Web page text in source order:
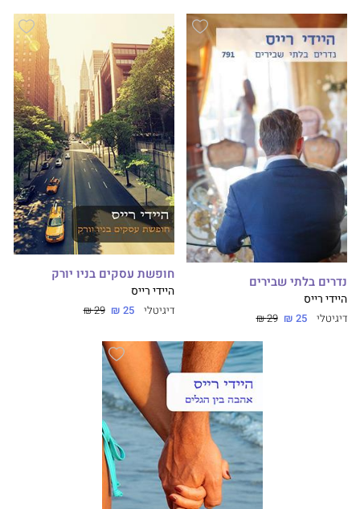
נדרים בלתי שבירים
היידי רייס
דיגיטלי 25 ₪
29 ₪
חופשת עסקים בניו יורק
היידי רייס
דיגיטלי 25 ₪
29 ₪